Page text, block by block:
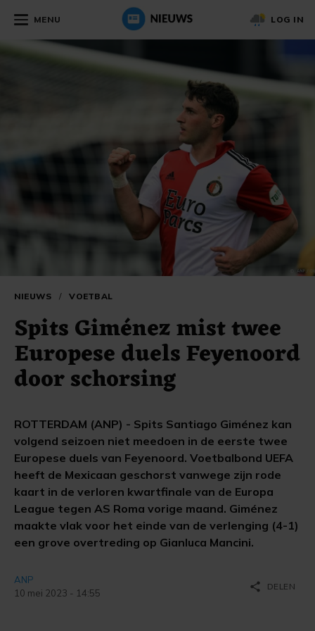
MENU LOG IN
NIEUWS / VOETBAL
Spits Giménez mist twee
Europese duels Feyenoord
door schorsing
ROTTERDAM (ANP) - Spits Santiago Giménez kan
volgend seizoen niet meedoen in de eerste twee
Europese duels van Feyenoord. Voetbalbond UEFA
heeft de Mexicaan geschorst vanwege zijn rode
kaart in de verloren kwartfinale van de Europa
League tegen AS Roma vorige maand. Giménez
maakte vlak voor het einde van de verlenging (4-1)
een grove overtreding op Gianluca Mancini.
ANP
10 mei 2023 - 14:55
share DELEN